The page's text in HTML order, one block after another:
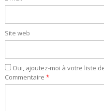
Site web
Oui, ajoutez-moi à votre liste
Commentaire *